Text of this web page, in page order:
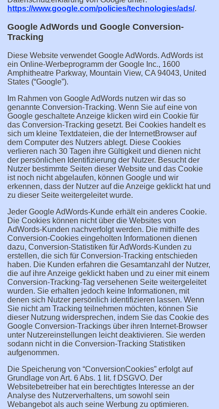
https://www.google.com/policies/technologies/ads/.
Google AdWords und Google Conversion-
Tracking
Diese Website verwendet Google AdWords. AdWords ist
ein Online-Werbeprogramm der Google Inc., 1600
Amphitheatre Parkway, Mountain View, CA 94043, United
States (“Google”).
Im Rahmen von Google AdWords nutzen wir das so
genannte Conversion-Tracking. Wenn Sie auf eine von
Google geschaltete Anzeige klicken wird ein Cookie für
das Conversion-Tracking gesetzt. Bei Cookies handelt es
sich um kleine Textdateien, die der InternetBrowser auf
dem Computer des Nutzers ablegt. Diese Cookies
verlieren nach 30 Tagen ihre Gültigkeit und dienen nicht
der persönlichen Identifizierung der Nutzer. Besucht der
Nutzer bestimmte Seiten dieser Website und das Cookie
ist noch nicht abgelaufen, können Google und wir
erkennen, dass der Nutzer auf die Anzeige geklickt hat und
zu dieser Seite weitergeleitet wurde.
Jeder Google AdWords-Kunde erhält ein anderes Cookie.
Die Cookies können nicht über die Websites von
AdWords-Kunden nachverfolgt werden. Die mithilfe des
Conversion-Cookies eingeholten Informationen dienen
dazu, Conversion-Statistiken für AdWords-Kunden zu
erstellen, die sich für Conversion-Tracking entschieden
haben. Die Kunden erfahren die Gesamtanzahl der Nutzer,
die auf ihre Anzeige geklickt haben und zu einer mit einem
Conversion-Tracking-Tag versehenen Seite weitergeleitet
wurden. Sie erhalten jedoch keine Informationen, mit
denen sich Nutzer persönlich identifizieren lassen. Wenn
Sie nicht am Tracking teilnehmen möchten, können Sie
dieser Nutzung widersprechen, indem Sie das Cookie des
Google Conversion-Trackings über ihren Internet-Browser
unter Nutzereinstellungen leicht deaktivieren. Sie werden
sodann nicht in die Conversion-Tracking Statistiken
aufgenommen.
Die Speicherung von “ConversionCookies” erfolgt auf
Grundlage von Art. 6 Abs. 1 lit. f DSGVO. Der
Websitebetreiber hat ein berechtigtes Interesse an der
Analyse des Nutzerverhaltens, um sowohl sein
Webangebot als auch seine Werbung zu optimieren.